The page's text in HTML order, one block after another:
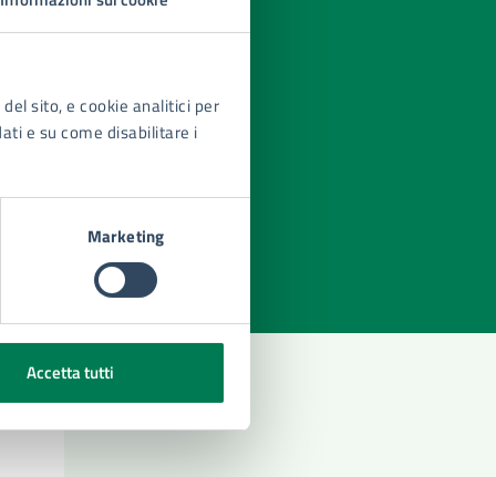
sito, e cookie analitici per
e su come disabilitare i
Marketing
Accetta tutti